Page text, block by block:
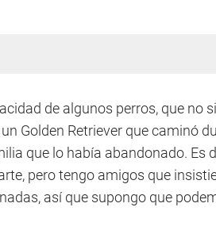
de algunos perros, que no
Golden Retriever que caminó
que lo había abandonado. Es
pero tengo amigos que
así que supongo que